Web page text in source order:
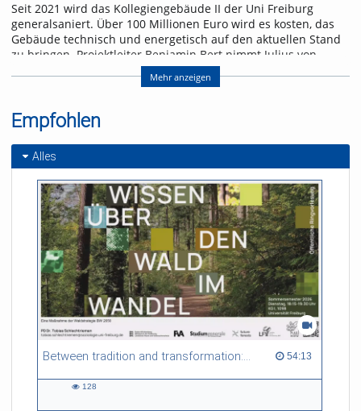
Seit 2021 wird das Kollegiengebäude II der Uni Freiburg
generalsaniert. Über 100 Millionen Euro wird es kosten, das
Gebäude technisch und energetisch auf den aktuellen Stand
zu bringen. Projektleiter Benjamin Bert nimmt Julius von
uniCROSS mit Bauhelm und Mikrofon mit auf die Baustelle.
zur 500-Jahr-Feier der Albert-Ludwigs-Universität. Die
Grundsteinlegung erfolgte 1957. Der Schweizer Architekt Otto
auch nach der Generalsanierung erhalten bleiben soll.
Mehr anzeigen
Empfohlen
Alles
Between tradition and transformation: how owners, advisers and institutions co-create knowledge for resilient forests in Europe 54:13
54:13 duration
128